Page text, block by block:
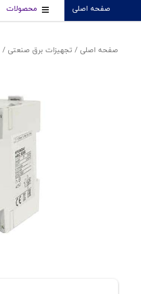
صفحه اصلی محصولات
صفحه اصلی / تجهیزات برق صنعتی /